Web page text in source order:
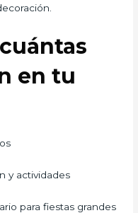
en tu
y actividades
para fiestas grandes